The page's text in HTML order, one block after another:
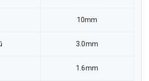
10mm
3.0mm
1.6mm